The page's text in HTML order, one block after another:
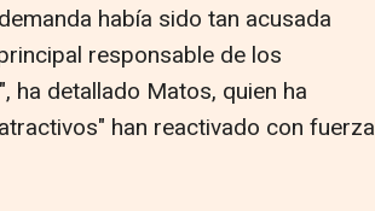
había sido tan acusada
responsable de los
ha detallado Matos, quien ha
han reactivado con fuerza